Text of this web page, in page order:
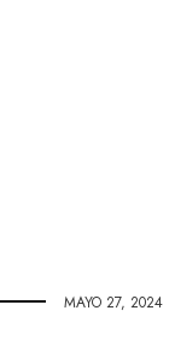
MAYO 27, 2024